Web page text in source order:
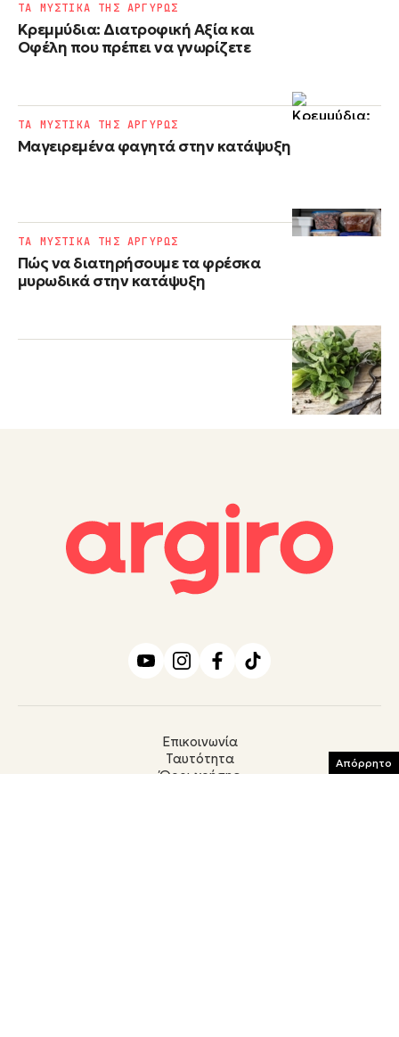
Κρεμμύδια: Διατροφική Αξία και
Οφέλη που πρέπει να γνωρίζετε
ΤΑ ΜΥΣΤΙΚΑ ΤΗΣ ΑΡΓΥΡΩΣ
Μαγειρεμένα φαγητά στην κατάψυξη
ΤΑ ΜΥΣΤΙΚΑ ΤΗΣ ΑΡΓΥΡΩΣ
Πώς να διατηρήσουμε τα φρέσκα
μυρωδικά στην κατάψυξη
ΤΑ ΜΥΣΤΙΚΑ ΤΗΣ ΑΡΓΥΡΩΣ
Επικοινωνία
Ταυτότητα
Όροι χρήσης
Απόρρητο